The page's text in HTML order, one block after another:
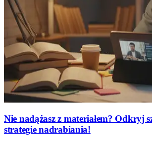
Nie nadążasz z materiałem? Odkryj
strategie nadrabiania!